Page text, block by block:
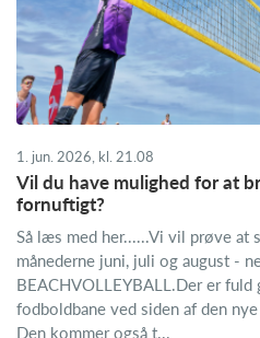
1. jun. 2026, kl. 21.08
Vil du have mulighed for at
fornuftigt?
Så læs med her......Vi vil prøve at
månederne juni, juli og august -
BEACHVOLLEYBALL.Der er fuld
fodboldbane ved siden af den
Den kommer også t...